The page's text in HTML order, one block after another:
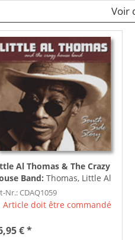
Voir
Al Thomas & The Crazy
Band: Thomas, Little Al
Crazy South Side Story
Nr.: CDAQ1059
Article doit être commandé
€ *